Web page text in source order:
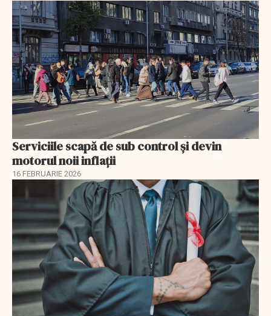
Serviciile scapă de sub control și devin
motorul noii inflații
16 FEBRUARIE 2026